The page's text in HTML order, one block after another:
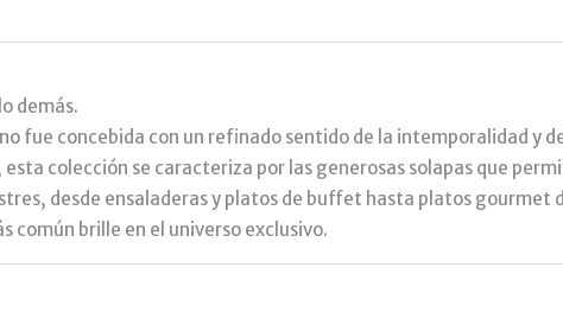
demás.
fue concebida con un refinado sentido de la intemporalidad y
colección se caracteriza por las generosas solapas que
desde ensaladeras y platos de buffet hasta platos gourmet
común brille en el universo exclusivo.